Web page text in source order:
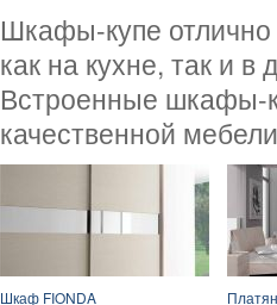
Шкафы-купе отлично
как на кухне, так и в
Встроенные шкафы-
качественной
Шкаф FIONDA